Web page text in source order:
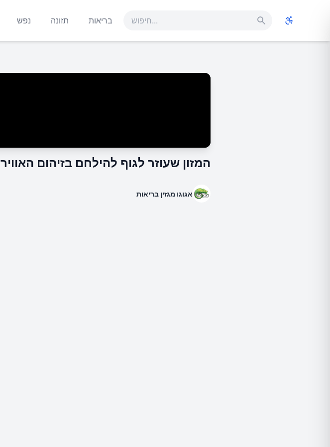
בריאות תזונה נפש
המזון שעוזר לגוף להילחם בזיהום האוויר
אגוגו מגזין בריאות